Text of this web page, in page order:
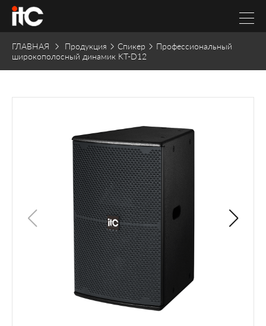
ГЛАВНАЯ Продукция Спикер
Профессиональный
широкополосный динамик KT-D12